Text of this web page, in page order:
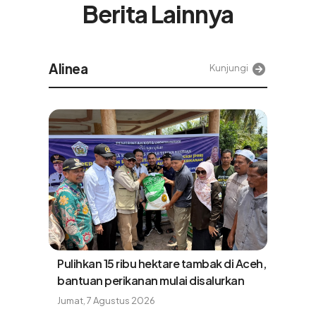
Berita Lainnya
Tek Kunjungi
Red Hat Dorong Kemandirian Digital
lewat Sovereign Cloud dan Private AI
Jumat, 7 Agustus 2026